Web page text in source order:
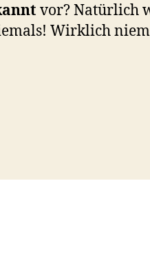
vor? Natürlich
Wirklich